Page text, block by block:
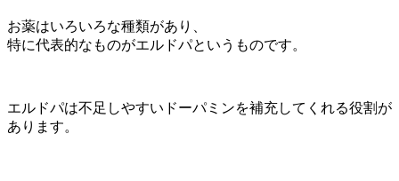
お薬はいろいろな種類があり、
特に代表的なものがエルドパというものです。
エルドパは不足しやすいドーパミンを補充してくれる役割が
あります。